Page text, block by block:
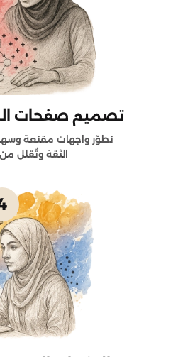
تصميم صفحات
نطوّر واجهات مقنعة
الثقة وتُقلل من